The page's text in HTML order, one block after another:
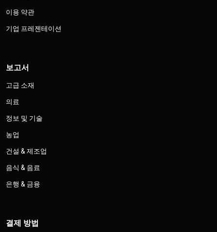
이용 약관
기업 프레젠테이션
보고서
고급 소재
의료
정보 및 기술
농업
건설 & 제조업
음식 & 음료
은행 & 금융
결제 방법